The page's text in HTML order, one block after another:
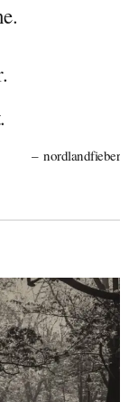
nordlandfieber